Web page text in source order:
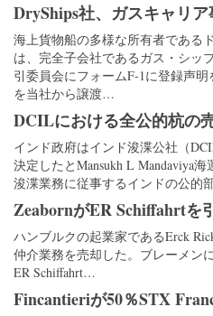
DryShips社、ガスキャリ
海上貨物船の多様な所有者である
は、完全子会社であるガス・シッ
引委員会にフォームF-1に登録声
を当社から譲渡…
DCILにおける全公的杭の
インド政府はインド浚渫公社（
決定したとMansukh L Mandaviya
浚渫業務に従事するインドの公的
ZeabornがER Schiffahrtを
ハンブルクの起業家であるErck
仲介業務を売却した。ブレーメン
ER Schiffahrt…
Fincantieriが50％STX